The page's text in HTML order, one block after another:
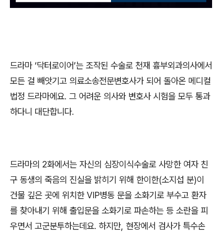
드라마‘닥터로이어’는 조작된 수술로 천재 흉부외과의사에서
모든 걸 빼앗기고 의료소송전문변호사가 되어 돌아온 메디컬
법정 드라마에요. 그 어려운 의사와 변호사 시험을 모두 통과
하다니 대단합니다.
드라마의 2화에서는 자신의 심장이식수술로 사망한 여자 친
구 동생의 죽음의 진실을 밝히기 위해 한이한(소지섭 분)이
건물 깊은 곳에 위치한VIP병동 문을 소화기로 부수고 환자
를 찾아내기 위해 출입문을 소화기로 파손하는 등 소란을 피
우면서 고군분투하는데요. 하지만, 현장에서 검사가 특수손